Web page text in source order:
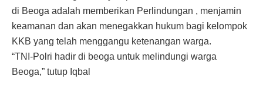
di Beoga adalah memberikan Perlindungan , menjamin
keamanan dan akan menegakkan hukum bagi kelompok
KKB yang telah menggangu ketenangan warga.
“TNI-Polri hadir di beoga untuk melindungi warga
Beoga,” tutup Iqbal